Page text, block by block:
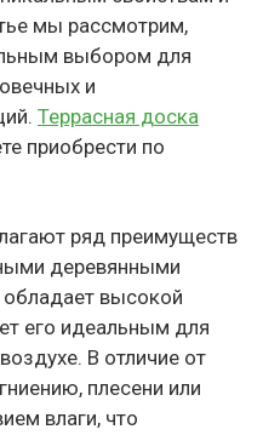
мы рассмотрим,
выбором для
и
Террасная доска
приобрести по
ряд преимуществ
деревянными
высокой
его идеальным для
В отличие от
плесени или
влаги, что